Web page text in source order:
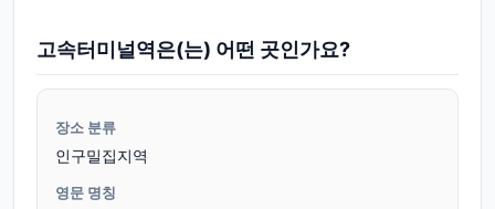
고속터미널역은(는) 어떤 곳인가요?
장소 분류
인구밀집지역
영문 명칭